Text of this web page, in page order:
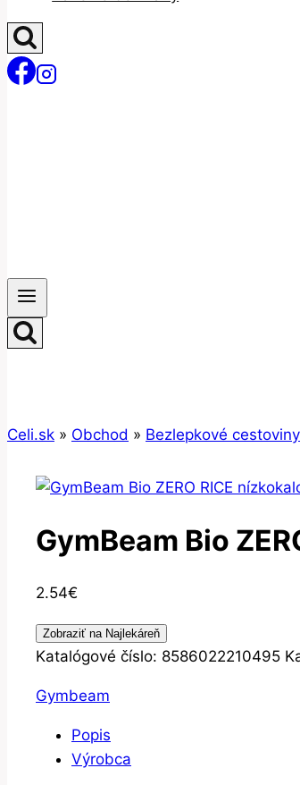
Celi.sk » Obchod » Bezlepkové cestoviny
GymBeam Bio
2.54€
Zobraziť na Najlekáreň
Katalógové číslo: 8586022210495
Gymbeam
Popis
Výrobca